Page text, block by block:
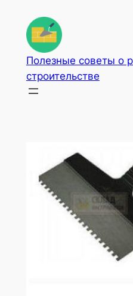
содержимому
Полезные советы о
строительстве